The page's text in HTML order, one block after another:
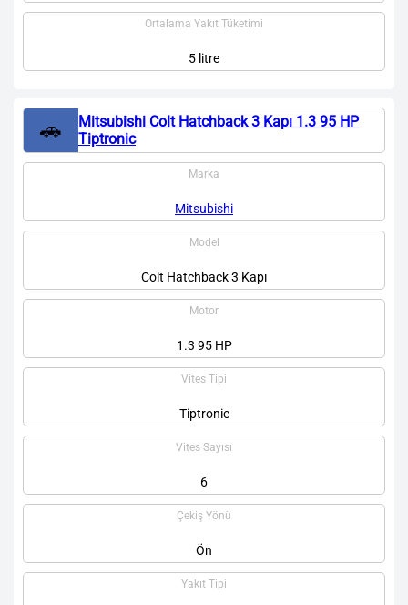
Ortalama Yakıt Tüketimi
5 litre
🚗
Mitsubishi Colt Hatchback 3 Kapı 1.3 95 HP
Tiptronic
Marka
Mitsubishi
Model
Colt Hatchback 3 Kapı
Motor
1.3 95 HP
Vites Tipi
Tiptronic
Vites Sayısı
6
Çekiş Yönü
Ön
Yakıt Tipi